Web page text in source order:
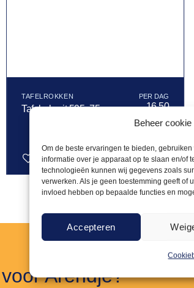
Beheer
Om de beste ervaringen te bieden,
informatie over je apparaat op te slaan en/of
technologieën kunnen wij gegevens zoals
verwerken. Als je geen toestemming geeft of
invloed hebben op bepaalde functies en
Accepteren
TAFELROKKEN
Tafelrok wit 595x75cm 16,50
Offerte aanvragen
Arendje?